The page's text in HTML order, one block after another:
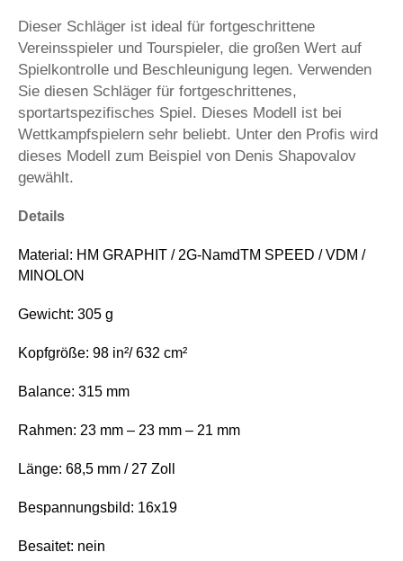
Dieser Schläger ist ideal für fortgeschrittene
Vereinsspieler und Tourspieler, die großen Wert auf
Spielkontrolle und Beschleunigung legen. Verwenden
Sie diesen Schläger für fortgeschrittenes,
sportartspezifisches Spiel. Dieses Modell ist bei
Wettkampfspielern sehr beliebt. Unter den Profis wird
dieses Modell zum Beispiel von Denis Shapovalov
gewählt.
Details
Material: HM GRAPHIT / 2G-NamdTM SPEED / VDM /
MINOLON
Gewicht: 305 g
Kopfgröße: 98 in²/ 632 cm²
Balance: 315 mm
Rahmen: 23 mm – 23 mm – 21 mm
Länge: 68,5 mm / 27 Zoll
Bespannungsbild: 16x19
Besaitet: nein